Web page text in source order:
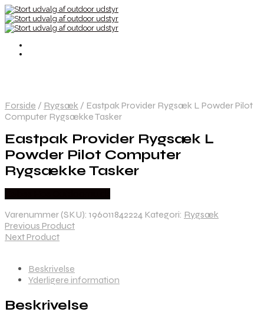
Forside / Rygsæk / Eastpak Provider Rygsæk L Powder Pilot
Computer Rygsække Tasker
Eastpak Provider Rygsæk L
Powder Pilot Computer
Rygsække Tasker
Varenummer (SKU): 196011842224 Kategori: Rygsæk
Previous Product
Next Product
Beskrivelse
Yderligere information
Beskrivelse